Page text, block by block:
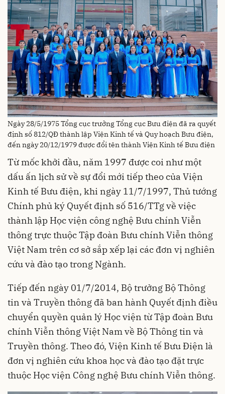
Ngày 28/5/1975 Tổng cục trưởng Tổng cục Bưu điện đã ra quyết
định số 812/QĐ thành lập Viện Kinh tế và Quy hoạch Bưu điện,
đến ngày 20/12/1979 được đổi tên thành Viện Kinh tế Bưu điện
Từ mốc khởi đầu, năm 1997 được coi như một
dấu ấn lịch sử về sự đổi mới tiếp theo của Viện
Kinh tế Bưu điện, khi ngày 11/7/1997, Thủ tướng
Chính phủ ký Quyết định số 516/TTg về việc
thành lập Học viện công nghệ Bưu chính Viễn
thông trực thuộc Tập đoàn Bưu chính Viễn thông
Việt Nam trên cơ sở sắp xếp lại các đơn vị nghiên
cứu và đào tạo trong Ngành.
Tiếp đến ngày 01/7/2014, Bộ trưởng Bộ Thông
tin và Truyền thông đã ban hành Quyết định điều
chuyển quyền quản lý Học viện từ Tập đoàn Bưu
chính Viễn thông Việt Nam về Bộ Thông tin và
Truyền thông. Theo đó, Viện Kinh tế Bưu Điện là
đơn vị nghiên cứu khoa học và đào tạo đặt trực
thuộc Học viện Công nghệ Bưu chính Viễn thông.